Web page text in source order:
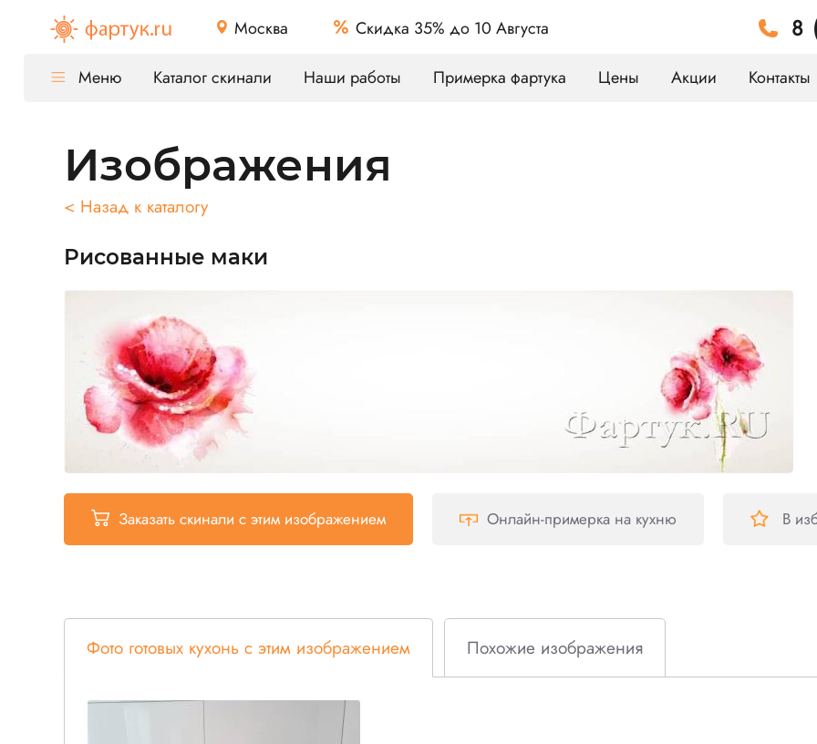
Москва Скидка 35% до 10 Августа 8
Меню Каталог скинали Наши работы Примерка фартука Цены Акции Контакты
Изображения
< Назад к каталогу
Рисованные маки
Заказать скинали с этим изображением Онлайн-примерка на кухню В
Фото готовых кухонь с этим изображением Похожие изображения